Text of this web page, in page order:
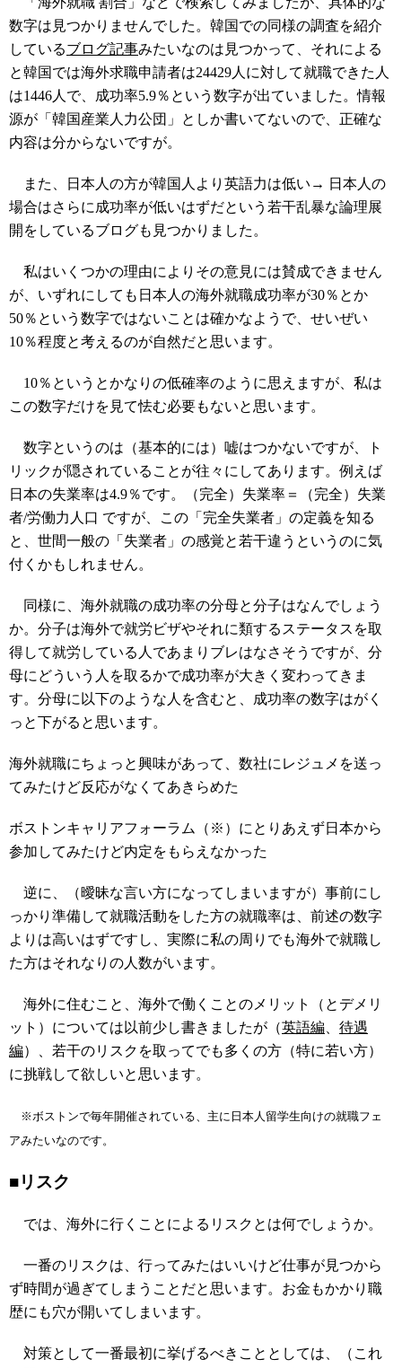
数字は見つかりませんでした。韓国での同様の調査を紹介
しているブログ記事みたいなのは見つかって、それによる
と韓国では海外求職申請者は24429人に対して就職できた人
は1446人で、成功率5.9％という数字が出ていました。情報
源が「韓国産業人力公団」としか書いてないので、正確な
内容は分からないですが。
また、日本人の方が韓国人より英語力は低い→ 日本人の
場合はさらに成功率が低いはずだという若干乱暴な論理展
開をしているブログも見つかりました。
私はいくつかの理由によりその意見には賛成できません
が、いずれにしても日本人の海外就職成功率が30％とか
50％という数字ではないことは確かなようで、せいぜい
10％程度と考えるのが自然だと思います。
10％というとかなりの低確率のように思えますが、私は
この数字だけを見て怯む必要もないと思います。
数字というのは（基本的には）嘘はつかないですが、ト
リックが隠されていることが往々にしてあります。例えば
日本の失業率は4.9％です。（完全）失業率＝（完全）失業
者/労働力人口 ですが、この「完全失業者」の定義を知る
と、世間一般の「失業者」の感覚と若干違うというのに気
付くかもしれません。
同様に、海外就職の成功率の分母と分子はなんでしょう
か。分子は海外で就労ビザやそれに類するステータスを取
得して就労している人であまりブレはなさそうですが、分
母にどういう人を取るかで成功率が大きく変わってきま
す。分母に以下のような人を含むと、成功率の数字はがく
っと下がると思います。
海外就職にちょっと興味があって、数社にレジュメを送っ
てみたけど反応がなくてあきらめた
ボストンキャリアフォーラム（※）にとりあえず日本から
参加してみたけど内定をもらえなかった
逆に、（曖昧な言い方になってしまいますが）事前にし
っかり準備して就職活動をした方の就職率は、前述の数字
よりは高いはずですし、実際に私の周りでも海外で就職し
た方はそれなりの人数がいます。
海外に住むこと、海外で働くことのメリット（とデメリ
ット）については以前少し書きましたが（英語編
待遇
編）、若干のリスクを取ってでも多くの方（特に若い方）
に挑戦して欲しいと思います。
※ボストンで毎年開催されている、主に日本人留学生向けの就職フェ
アみたいなのです。
■リスク
では、海外に行くことによるリスクとは何でしょうか。
一番のリスクは、行ってみたはいいけど仕事が見つから
ず時間が過ぎてしまうことだと思います。お金もかかり職
歴にも穴が開いてしまいます。
対策として一番最初に挙げるべきこととしては、（これ